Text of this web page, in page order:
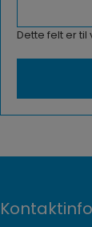
Dette felt er